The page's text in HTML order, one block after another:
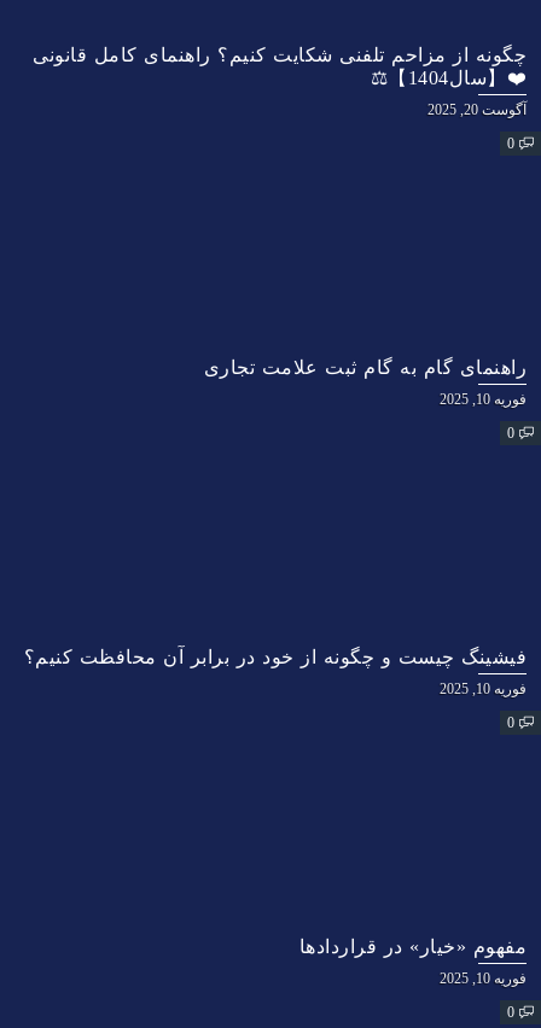
چگونه از مزاحم تلفنی شکایت کنیم؟ راهنمای کامل قانونی
❤️【سال1404】⚖️
آگوست 20, 2025
0
راهنمای گام به گام ثبت علامت تجاری
فوریه 10, 2025
0
فیشینگ چیست و چگونه از خود در برابر آن محافظت کنیم؟
فوریه 10, 2025
0
مفهوم «خیار» در قراردادها
فوریه 10, 2025
0